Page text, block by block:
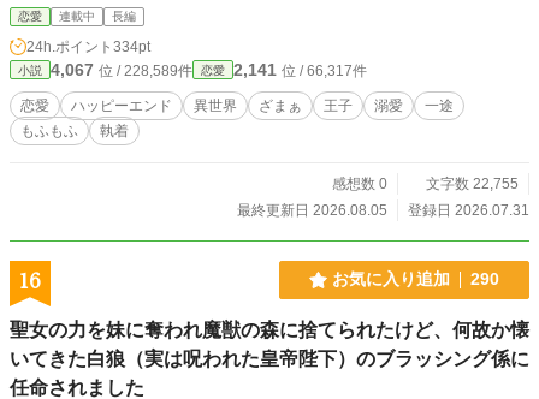
り、イザベラから甘いラブレターを受け取ったと誤解して大
喜びしていたのだ。 「僕を受け入れてくれた君だけを、
僕は生涯愛するから」 恩を感じており、純粋に喜ぶ彼を傷つ
けたくないイザベラは、そのラブレターは自分が書いたもの
だと偽ってしまう。 そんな危うい嘘から甘くて重い溺愛新
婚生活が始まったのだが、実はロイドにも隠し事があっ
て…… 【一途な大型犬系王子と、思い切りのいい花嫁】 全2
恋愛 連載中 長編
24h.ポイント 334pt
小説 4,067 位 / 228,589件 恋愛 2,141 位 / 66,317件
恋愛 ハッピーエンド 異世界 ざまぁ 王子 溺愛
一途
もふもふ
執着
感想数 0
文字数 22,755
最終更新日 2026.08.05
登録日 2026.07.31
16 お気に入り追加 290
聖女の力を妹に奪われ魔獣の森に捨てられたけど、何故か懐
いてきた白狼（実は呪われた皇帝陛下）のブラッシング係に
任命されました